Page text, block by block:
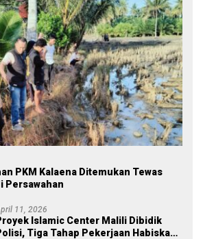
PKM Kalaena Ditemukan Tewas
Persawahan
11, 2026
Islamic Center Malili Dibidik
Tiga Tahap Pekerjaan Habiskan